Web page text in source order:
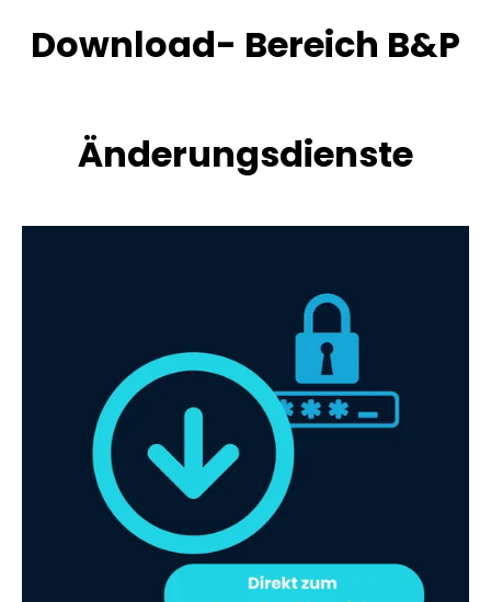
Download- Bereich B&P
Änderungsdienste